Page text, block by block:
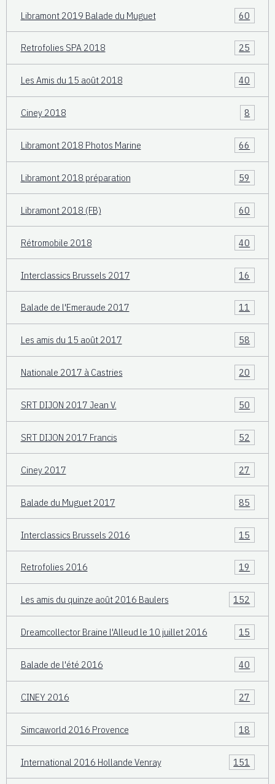
Libramont 2019 Balade du Muguet 60
Retrofolies SPA 2018 25
Les Amis du 15 août 2018 40
Ciney 2018 8
Libramont 2018 Photos Marine 66
Libramont 2018 préparation 59
Libramont 2018 (FB) 60
Rétromobile 2018 40
Interclassics Brussels 2017 16
Balade de l'Emeraude 2017 11
Les amis du 15 août 2017 58
Nationale 2017 à Castries 20
SRT DIJON 2017 Jean V. 50
SRT DIJON 2017 Francis 52
Ciney 2017 27
Balade du Muguet 2017 85
Interclassics Brussels 2016 15
Retrofolies 2016 19
Les amis du quinze août 2016 Baulers 152
Dreamcollector Braine l'Alleud le 10 juillet 2016 15
Balade de l'été 2016 40
CINEY 2016 27
Simcaworld 2016 Provence 18
International 2016 Hollande Venray 151